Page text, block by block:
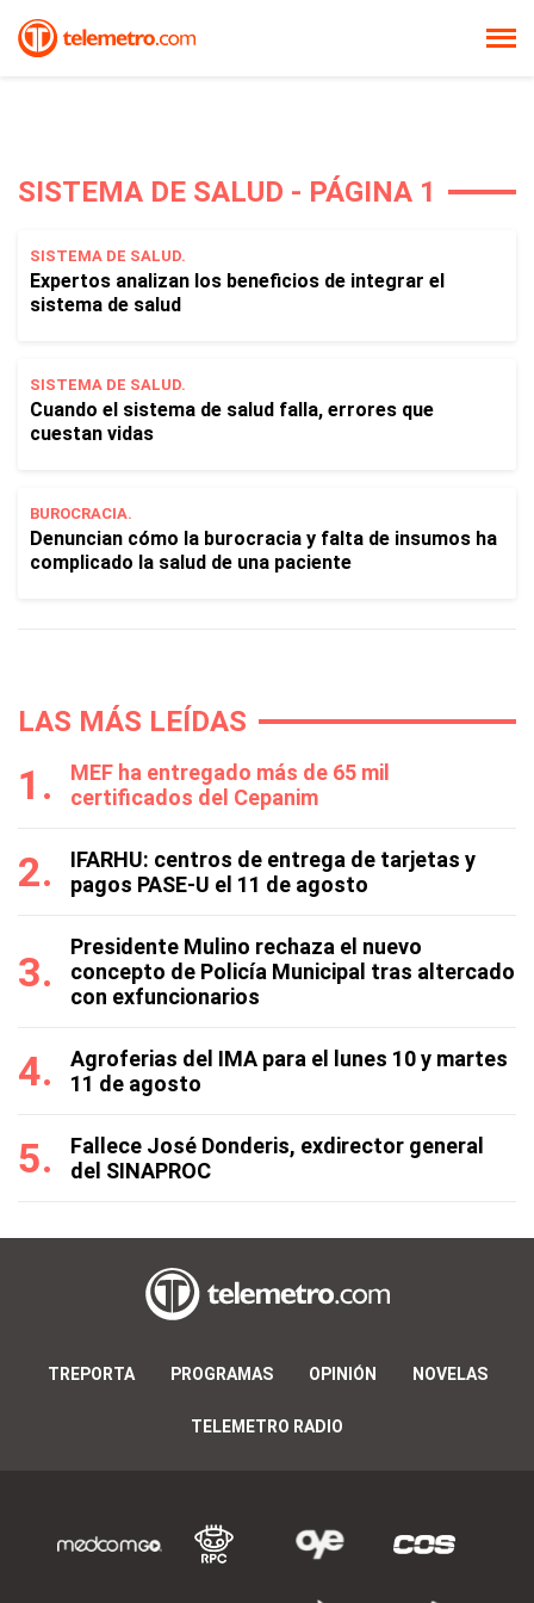
SISTEMA DE SALUD - PÁGINA 1
SISTEMA DE SALUD.
Expertos analizan los beneficios de integrar el
sistema de salud
SISTEMA DE SALUD.
Cuando el sistema de salud falla, errores que
cuestan vidas
BUROCRACIA.
Denuncian cómo la burocracia y falta de insumos ha
complicado la salud de una paciente
LAS MÁS LEÍDAS
MEF ha entregado más de 65 mil
certificados del Cepanim
IFARHU: centros de entrega de tarjetas y
pagos PASE-U el 11 de agosto
Presidente Mulino rechaza el nuevo
concepto de Policía Municipal tras altercado
con exfuncionarios
Agroferias del IMA para el lunes 10 y martes
11 de agosto
Fallece José Donderis, exdirector general
del SINAPROC
TREPORTA PROGRAMAS OPINIÓN NOVELAS
TELEMETRO RADIO